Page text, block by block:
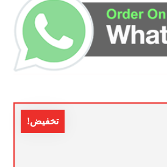
تخفيض!